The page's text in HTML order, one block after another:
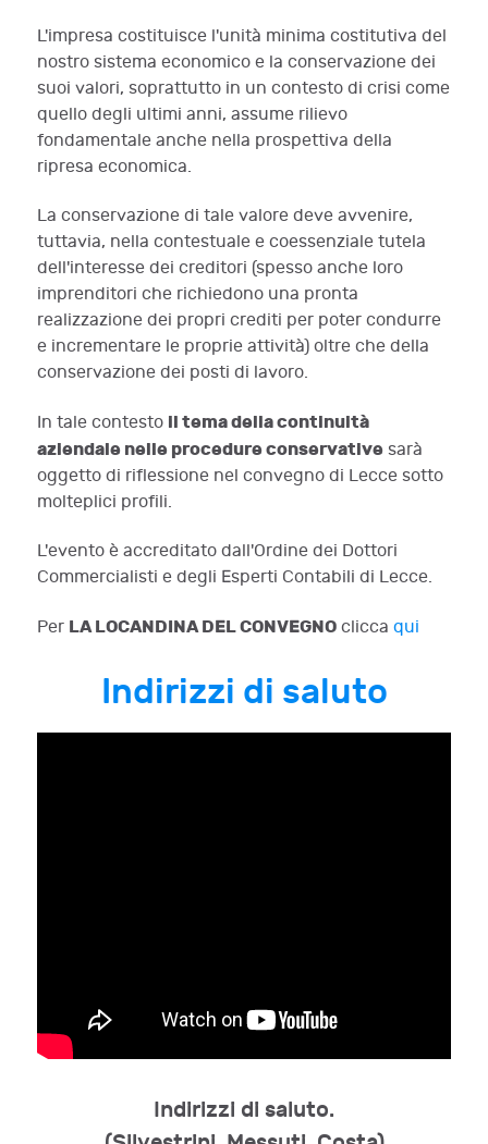
L'impresa costituisce l'unità minima costitutiva del
nostro sistema economico e la conservazione dei
suoi valori, soprattutto in un contesto di crisi come
quello degli ultimi anni, assume rilievo
fondamentale anche nella prospettiva della
ripresa economica.
La conservazione di tale valore deve avvenire,
tuttavia, nella contestuale e coessenziale tutela
dell'interesse dei creditori (spesso anche loro
imprenditori che richiedono una pronta
realizzazione dei propri crediti per poter condurre
e incrementare le proprie attività) oltre che della
conservazione dei posti di lavoro.
In tale contesto il tema della continuità
aziendale nelle procedure conservative sarà
oggetto di riflessione nel convegno di Lecce sotto
molteplici profili.
L'evento è accreditato dall'Ordine dei Dottori
Commercialisti e degli Esperti Contabili di Lecce.
Per LA LOCANDINA DEL CONVEGNO clicca qui
Indirizzi di saluto
Indirizzi di saluto.